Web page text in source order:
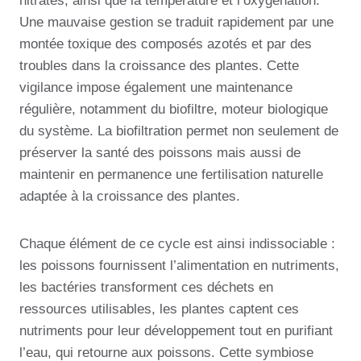
Une mauvaise gestion se traduit rapidement par une
montée toxique des composés azotés et par des
troubles dans la croissance des plantes. Cette
vigilance impose également une maintenance
régulière, notamment du biofiltre, moteur biologique
du système. La biofiltration permet non seulement de
préserver la santé des poissons mais aussi de
maintenir en permanence une fertilisation naturelle
adaptée à la croissance des plantes.
Chaque élément de ce cycle est ainsi indissociable :
les poissons fournissent l’alimentation en nutriments,
les bactéries transforment ces déchets en
ressources utilisables, les plantes captent ces
nutriments pour leur développement tout en purifiant
l’eau, qui retourne aux poissons. Cette symbiose